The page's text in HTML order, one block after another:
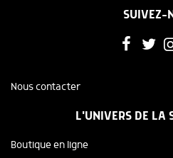
SUIVEZ-
Nous contacter
L'UNIVERS DE LA
Boutique en ligne